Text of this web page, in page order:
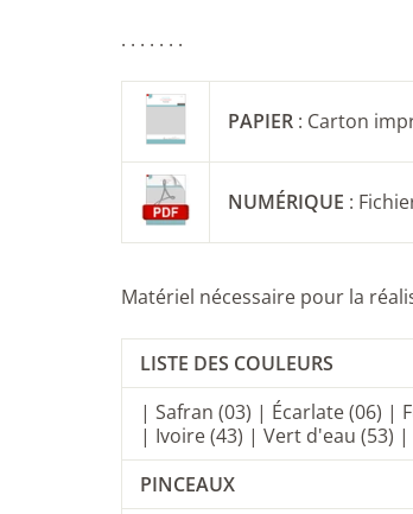
. . . . . . .
PAPIER : Carton
NUMÉRIQUE :
Matériel nécessaire pour la
LISTE DES COULEURS
| Safran (03) | Écarlate (06) |
| Ivoire (43) | Vert d'eau (53) |
PINCEAUX